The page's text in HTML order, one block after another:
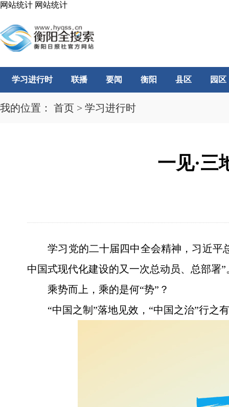
网站统计 网站统计
学习进行时 联播 要闻 衡阳 县区 园区
我的位置： 首页 > 学习进行时
一见·三
学习党的二十届四中全会精神，习近平
中国式现代化建设的又一次总动员、总部署”
乘势而上，乘的是何“势”？
“中国之制”落地见效，“中国之治”行之